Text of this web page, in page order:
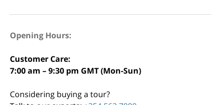
Opening Hours:
Customer Care:
7:00 am – 9:30 pm GMT (Mon-Sun)
Considering buying a tour?